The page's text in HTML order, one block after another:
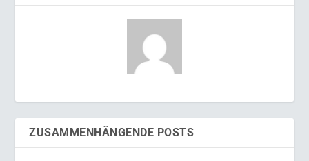
ZUSAMMENHÄNGENDE POSTS